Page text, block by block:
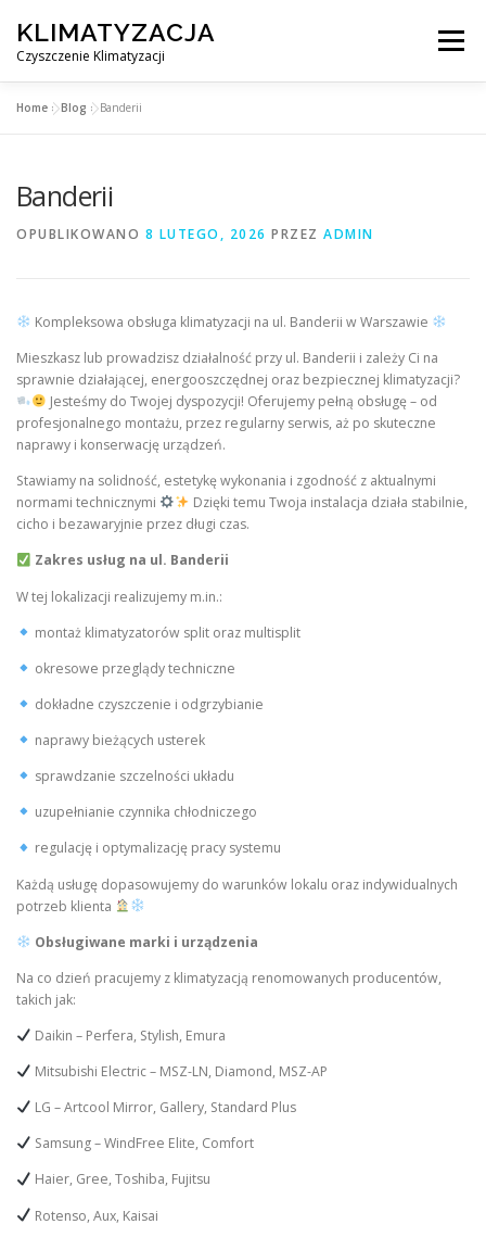
treści
KLIMATYZACJA
Czyszczenie Klimatyzacji
Menu
OBSŁUGIWANE MIASTA POD WARSZAWĄ
Home »Blog »Banderii
Banderii
OPUBLIKOWANO 8 LUTEGO, 2026 PRZEZ ADMIN
Kompleksowa obsługa klimatyzacji na ul. Banderii w Warszawie
Mieszkasz lub prowadzisz działalność przy ul. Banderii i zależy Ci na
sprawnie działającej, energooszczędnej oraz bezpiecznej klimatyzacji?
Jesteśmy do Twojej dyspozycji! Oferujemy pełną obsługę – od
profesjonalnego montażu, przez regularny serwis, aż po skuteczne
naprawy i konserwację urządzeń.
Stawiamy na solidność, estetykę wykonania i zgodność z aktualnymi
normami technicznymi
Dzięki temu Twoja instalacja działa stabilnie,
cicho i bezawaryjnie przez długi czas.
Zakres usług na ul. Banderii
W tej lokalizacji realizujemy m.in.:
montaż klimatyzatorów split oraz multisplit
okresowe przeglądy techniczne
dokładne czyszczenie i odgrzybianie
naprawy bieżących usterek
sprawdzanie szczelności układu
uzupełnianie czynnika chłodniczego
regulację i optymalizację pracy systemu
Każdą usługę dopasowujemy do warunków lokalu oraz indywidualnych
potrzeb klienta
Obsługiwane marki i urządzenia
Na co dzień pracujemy z klimatyzacją renomowanych producentów,
takich jak:
Daikin – Perfera, Stylish, Emura
Mitsubishi Electric – MSZ-LN, Diamond, MSZ-AP
LG – Artcool Mirror, Gallery, Standard Plus
Samsung – WindFree Elite, Comfort
Haier, Gree, Toshiba, Fujitsu
Rotenso, Aux, Kaisai